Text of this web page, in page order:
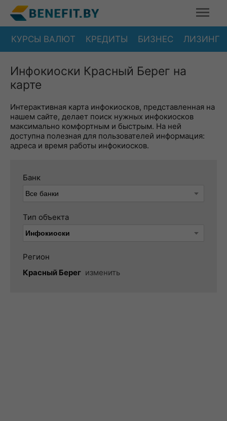
КУРСЫ ВАЛЮТ КРЕДИТЫ БИЗНЕС ЛИЗИНГ
Инфокиоски Красный Берег на
карте
Интерактивная карта инфокиосков, представленная на
нашем сайте, делает поиск нужных инфокиосков
максимально комфортным и быстрым. На ней
доступна полезная для пользователей информация:
адреса и время работы инфокиосков.
Банк
Тип объекта
Регион
Красный Берег изменить